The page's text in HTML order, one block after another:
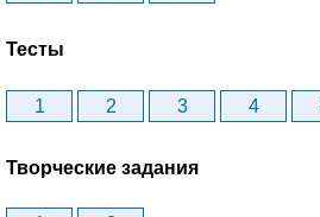
Тесты
1 2 3 4
Творческие задания